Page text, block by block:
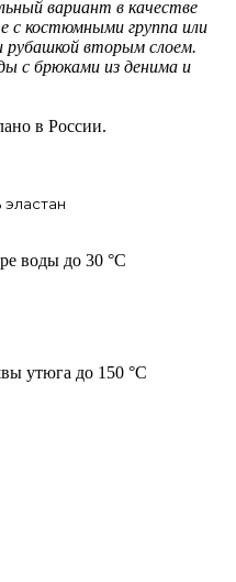
вариант в качестве
с костюмными группа или
рубашкой вторым слоем.
с брюками из денима и
в России.
эластан
воды до 30 °C
утюга до 150 °C